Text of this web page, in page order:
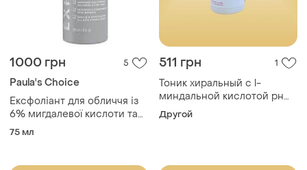
1000 грн 5
Paula's Choice
Ексфоліант для обличчя із
6% мигдалевої кислоти та
2% молочної кислоти
75 мл
511 грн 1
Тоник хиральный с l-
миндальной кислотой рн
4,3 250 мл nikol professional
Другой